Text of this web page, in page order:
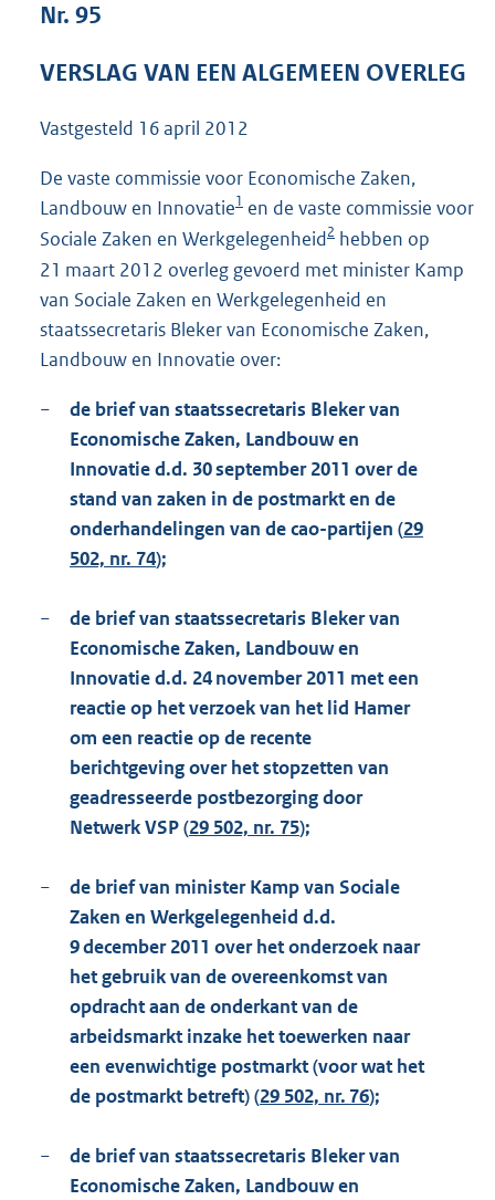
:
b
Nr. 95
VERSLAG VAN EEN ALGEMEEN OVERLEG
Vastgesteld 16 april 2012
De vaste commissie voor Economische Zaken,
Landbouw en Innovatie1 en de vaste commissie voor
Sociale Zaken en Werkgelegenheid2 hebben op
21 maart 2012 overleg gevoerd met minister Kamp
van Sociale Zaken en Werkgelegenheid en
staatssecretaris Bleker van Economische Zaken,
Landbouw en Innovatie over:
−
de brief van staatssecretaris Bleker van
Economische Zaken, Landbouw en
Innovatie d.d. 30 september 2011 over de
stand van zaken in de postmarkt en de
onderhandelingen van de cao-partijen (29
502, nr. 74);
−
de brief van staatssecretaris Bleker van
Economische Zaken, Landbouw en
Innovatie d.d. 24 november 2011 met een
reactie op het verzoek van het lid Hamer
om een reactie op de recente
berichtgeving over het stopzetten van
geadresseerde postbezorging door
Netwerk VSP (29 502, nr. 75);
−
de brief van minister Kamp van Sociale
Zaken en Werkgelegenheid d.d.
9 december 2011 over het onderzoek naar
het gebruik van de overeenkomst van
opdracht aan de onderkant van de
arbeidsmarkt inzake het toewerken naar
een evenwichtige postmarkt (voor wat het
de postmarkt betreft) (29 502, nr. 76);
−
de brief van staatssecretaris Bleker van
Economische Zaken, Landbouw en